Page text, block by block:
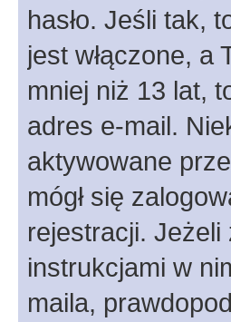
hasło. Jeśli tak,
jest włączone, a
mniej niż 13 lat,
adres e-mail.
aktywowane
mógł się
rejestracji. Jeżeli
instrukcjami w
maila,